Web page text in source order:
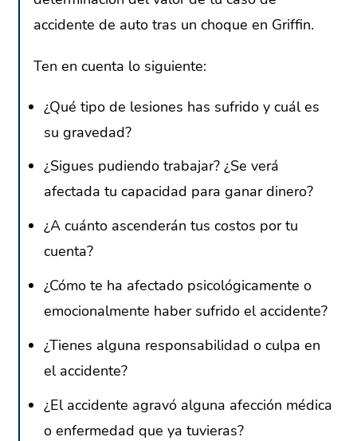
accidente de auto tras un choque en Griffin.
Ten en cuenta lo siguiente:
¿Qué tipo de lesiones has sufrido y cuál es
su gravedad?
¿Sigues pudiendo trabajar? ¿Se verá
afectada tu capacidad para ganar dinero?
¿A cuánto ascenderán tus costos por tu
cuenta?
¿Cómo te ha afectado psicológicamente o
emocionalmente haber sufrido el accidente?
¿Tienes alguna responsabilidad o culpa en
el accidente?
¿El accidente agravó alguna afección médica
o enfermedad que ya tuvieras?